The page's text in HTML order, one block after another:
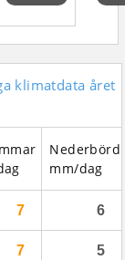
klimatdata året
Nederbörd
mm/dag
7 6
7 5